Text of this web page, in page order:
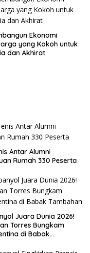
Ekonomi
yang Kokoh untuk
dan Akhirat
Antar Alumni
Rumah 330 Peserta
Juara Dunia 2026!
Torres Bungkam
di Babak